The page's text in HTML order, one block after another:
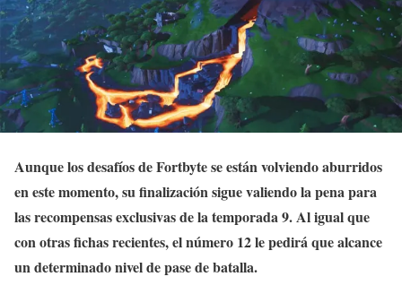
Aunque los desafíos de Fortbyte se están volviendo aburridos
en este momento, su finalización sigue valiendo la pena para
las recompensas exclusivas de la temporada 9. Al igual que
con otras fichas recientes, el número 12 le pedirá que alcance
un determinado nivel de pase de batalla.